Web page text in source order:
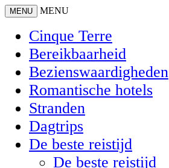
MENU MENU
Cinque Terre
Bereikbaarheid
Bezienswaardigheden
Romantische hotels
Stranden
Dagtrips
De beste reistijd
De beste reistijd